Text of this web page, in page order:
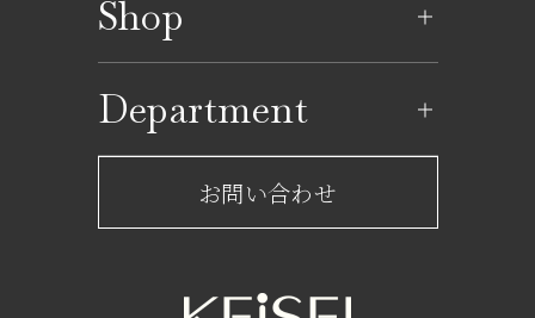
イベントカレンダー
Shop
レストラン一覧
ショップからのお知らせ
フロアガイド
Department
サービスのご案内
お問い合わせ